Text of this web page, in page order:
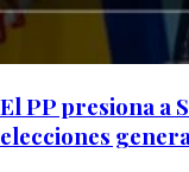
El PP presiona a
elecciones